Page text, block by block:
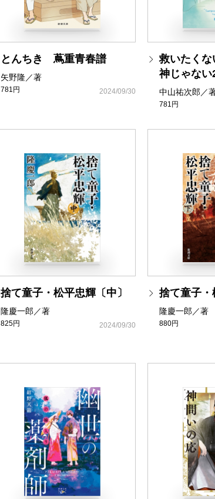
とんちき 蔦重青春譜
矢野隆／著
781円 2024/09/30
救いたく
神じゃな
中山祐次郎／
781円
捨て童子・松平忠輝〔中〕
隆慶一郎／著
825円 2024/09/30
捨て童子・
隆慶一郎／著
880円